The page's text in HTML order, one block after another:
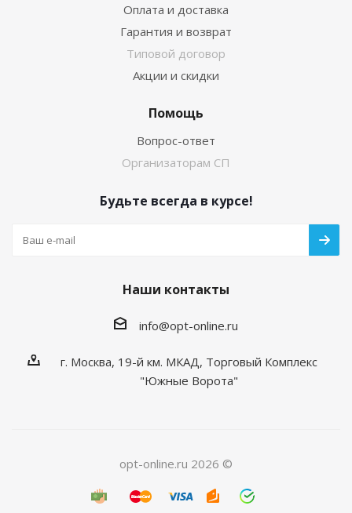
Оплата и доставка
Гарантия и возврат
Типовой договор
Акции и скидки
Помощь
Вопрос-ответ
Организаторам СП
Будьте всегда в курсе!
Наши контакты
info@opt-online.ru
г. Москва, 19-й км. МКАД, Торговый Комплекс
"Южные Ворота"
opt-online.ru 2026 ©